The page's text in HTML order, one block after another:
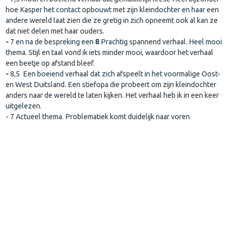
hoe Kasper het contact opbouwt met zijn kleindochter en haar een
andere wereld laat zien die ze gretig in zich opneemt ook al kan ze
dat niet delen met haar ouders.
- 7 en na de bespreking een8 Prachtig spannend verhaal. Heel mooi
thema. Stijl en taal vond ik iets minder mooi, waardoor het verhaal
een beetje op afstand bleef.
-8,5 Een boeiend verhaal dat zich afspeelt in het voormalige Oost-
en West Duitsland. Een stiefopa die probeert om zijn kleindochter
anders naar de wereld te laten kijken. Het verhaal heb ik in een keer
uitgelezen.
- 7 Actueel thema. Problematiek komt duidelijk naar voren